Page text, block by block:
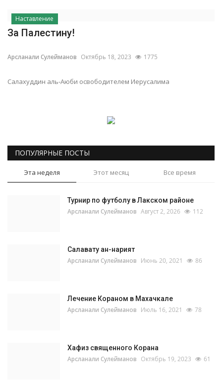
Обучение
Наставление
За Палестину!
Арсланали Сулейманов Октябрь 18, 2023 1775
Салахуддин аль-Аюби освободителем Иерусалима
ПОПУЛЯРНЫЕ ПОСТЫ
Эта неделя Этот месяц Все время
Турнир по футболу в Лакском районе
Арсланали Сулейманов Август 2, 2026 112
Салавату ан-нарият
Арсланали Сулейманов Июнь 20, 2021 86
Лечение Кораном в Махачкале
Арсланали Сулейманов Июль 16, 2021 78
Хафиз священного Корана
Арсланали Сулейманов Октябрь 19, 2023 61